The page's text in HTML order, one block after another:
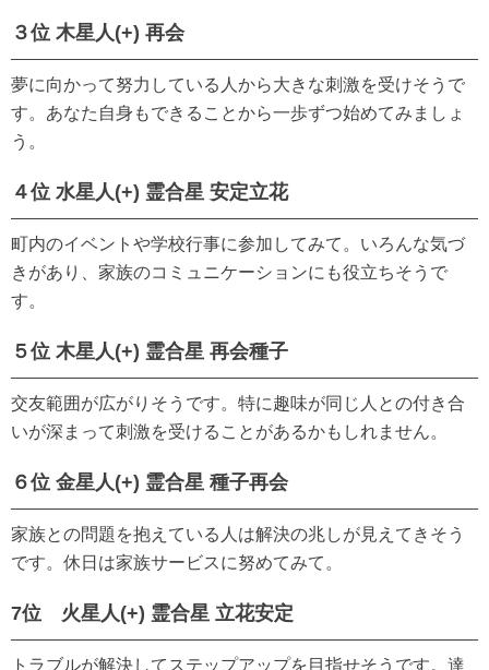
３位 木星人(+) 再会
夢に向かって努力している人から大きな刺激を受けそうで
す。あなた自身もできることから一歩ずつ始めてみましょ
う。
４位 水星人(+) 霊合星 安定立花
町内のイベントや学校行事に参加してみて。いろんな気づ
きがあり、家族のコミュニケーションにも役立ちそうで
す。
５位 木星人(+) 霊合星 再会種子
交友範囲が広がりそうです。特に趣味が同じ人との付き合
いが深まって刺激を受けることがあるかもしれません。
６位 金星人(+) 霊合星 種子再会
家族との問題を抱えている人は解決の兆しが見えてきそう
です。休日は家族サービスに努めてみて。
7位 火星人(+) 霊合星 立花安定
トラブルが解決してステップアップを目指せそうです。達